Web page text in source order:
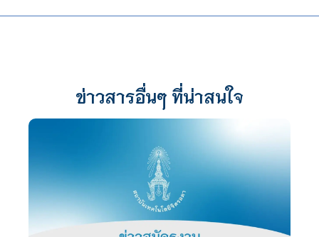
ข่าวสารอื่นๆ ที่น่าสนใจ